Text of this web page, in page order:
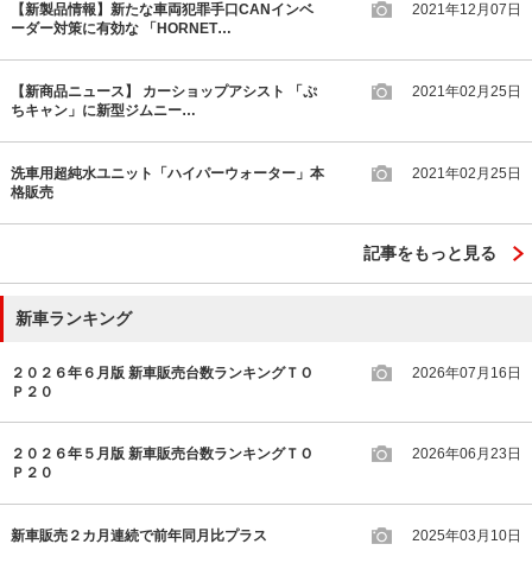
【新製品情報】新たな車両犯罪手口CANインベ
ーダー対策に有効な 「HORNET…
2021年12月07日
【新商品ニュース】 カーショップアシスト 「ぷ
ちキャン」に新型ジムニー…
2021年02月25日
洗車用超純水ユニット「ハイパーウォーター」本
格販売
2021年02月25日
記事をもっと見る
新車ランキング
２０２６年６月版 新車販売台数ランキングＴＯ
Ｐ２０
2026年07月16日
２０２６年５月版 新車販売台数ランキングＴＯ
Ｐ２０
2026年06月23日
新車販売２カ月連続で前年同月比プラス 2025年03月10日